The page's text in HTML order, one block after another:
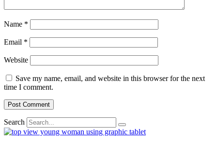
Name *
Email *
Website
Save my name, email, and website in this browser for the next
time I comment.
Search